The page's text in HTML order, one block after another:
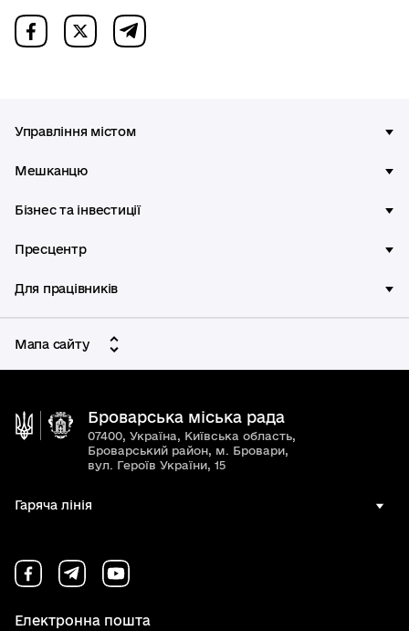
Управління містом
Мешканцю
Бізнес та інвестиції
Пресцентр
Для працівників
Мапа сайту
Броварська міська рада
07400, Україна, Київська область,
Броварський район, м. Бровари,
вул. Героїв України, 15
Гаряча лінія
Електронна пошта